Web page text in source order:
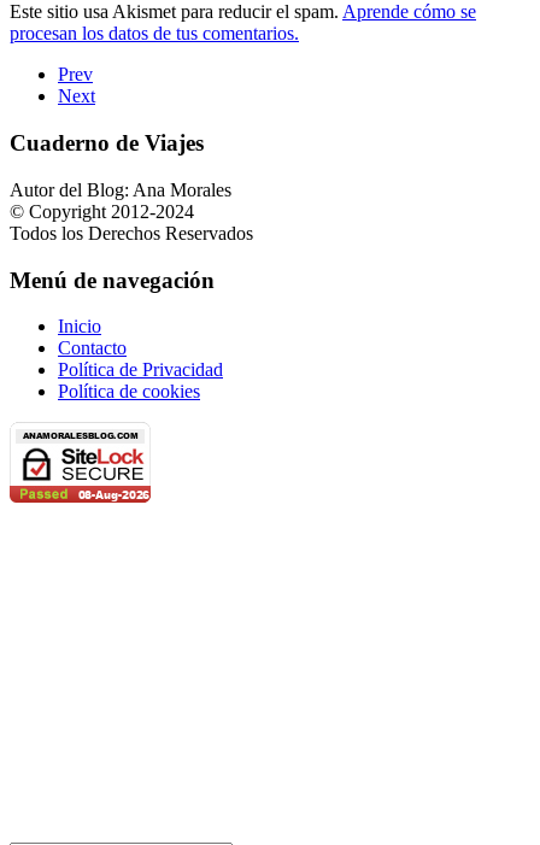
Este sitio usa Akismet para reducir el spam. Aprende cómo se
procesan los datos de tus comentarios.
Prev
Next
Cuaderno de Viajes
Autor del Blog: Ana Morales
© Copyright 2012-2024
Todos los Derechos Reservados
Menú de navegación
Inicio
Contacto
Política de Privacidad
Política de cookies